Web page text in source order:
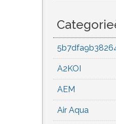
A2KOI
AEM
Air Aqua